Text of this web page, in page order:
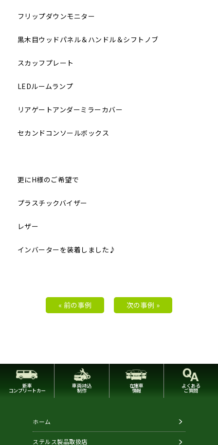
フリップダウンモニター
黒木目ウッドパネル＆ハンドル＆シフトノブ
スカッフプレート
LEDルームランプ
リアゲートアンダーミラーカバー
セカンドコンソールボックス
更にH様のご希望で
プラスチックバイザー
レザー
インバーターを装着しました♪
« 前の事例 次の事例 »
新車
コンプリートカー
車両持込
制作
在庫車
情報
よくある
ご質問
ホーム
ステルス製品取扱店